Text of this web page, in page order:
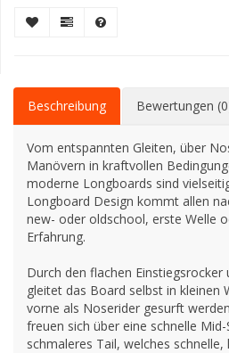
Beschreibung Bewertungen
Vom entspannten Gleiten, über
Manövern in kraftvollen
moderne Longboards sind
Longboard Design kommt allen
new- oder oldschool, erste Welle
Erfahrung.
Durch den flachen Einstiegsrocker
gleitet das Board selbst in kleinen
vorne als Noserider gesurft
freuen sich über eine schnelle
schmaleres Tail, welches